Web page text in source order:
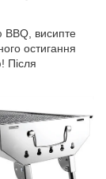
BBQ, висипте
остигання
Після